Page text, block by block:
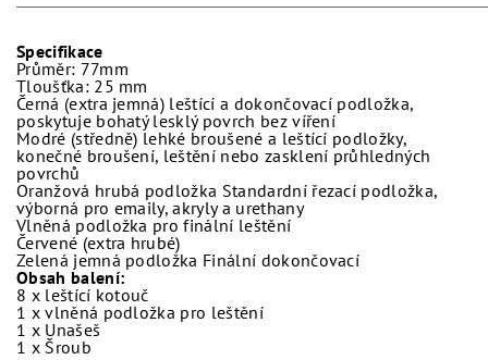
Specifikace
Průměr: 77mm
Tloušťka: 25 mm
Černá (extra jemná) leštící a dokončovací podložka,
poskytuje bohatý lesklý povrch bez víření
Modré (středně) lehké broušené a leštící podložky,
konečné broušení, leštění nebo zasklení průhledných
povrchů
Oranžová hrubá podložka Standardní řezací podložka,
výborná pro emaily, akryly a urethany
Vlněná podložka pro finální leštění
Červené (extra hrubé)
Zelená jemná podložka Finální dokončovací
Obsah balení:
8 x leštící kotouč
1 x vlněná podložka pro leštění
1 x Unašeš
1 x Šroub